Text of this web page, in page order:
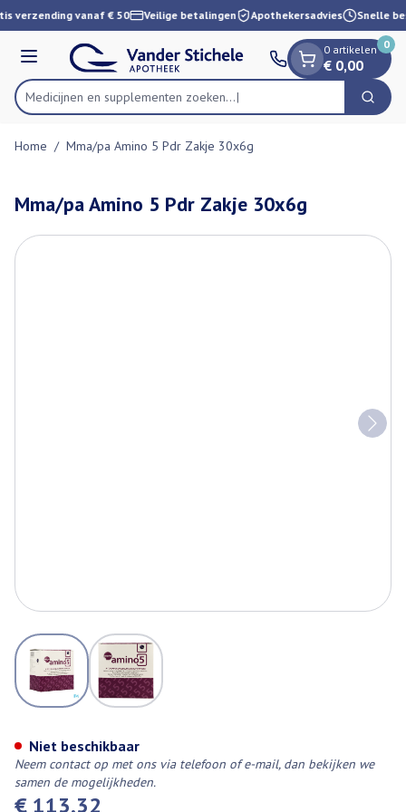
Ga naar de inhoud
1 van 1
verzending vanaf € 50 Veilige betalingen Apothekersadvies Snelle
Menu
Product, merk, categorie...
Medicijnen en supplementen zoeken... Zoek
0 artikelen
€ 0,00
0
Home / Mma/pa Amino 5 Pdr Zakje 30x6g
Mma/pa Amino 5 Pdr Zakje 30x6g
View larger imageView larger image
€ 113,32
Niet beschikbaar
Neem contact op met ons via telefoon of e-mail, dan bekijken we
samen de mogelijkheden.